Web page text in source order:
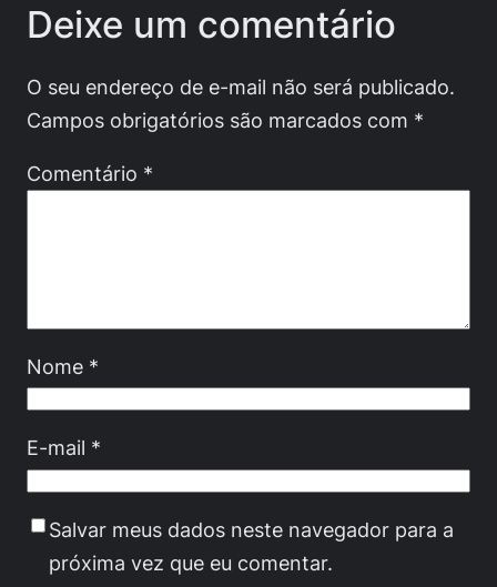
Deixe um comentário
O seu endereço de e-mail não será publicado.
Campos obrigatórios são marcados com *
Comentário *
Nome *
E-mail *
Salvar meus dados neste navegador para a
próxima vez que eu comentar.